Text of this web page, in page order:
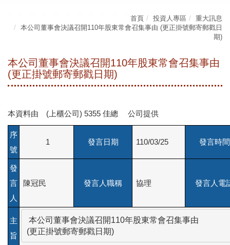
首頁 投資人專區
重大訊息
本公司董事會決議召開110年股東常會召集事由 (更正掛號郵寄郵戳日
期)
本公司董事會決議召開110年股東常會召集事由
(更正掛號郵寄郵戳日期)
本資料由 (上櫃公司) 5355 佳總 公司提供
序
號
1 發言日期 110/03/25 發言時間
發
言
人
陳冠民 發言人職稱 協理 發言人電
主
旨
本公司董事會決議召開110年股東常會召集事由
(更正掛號郵寄郵戳日期)